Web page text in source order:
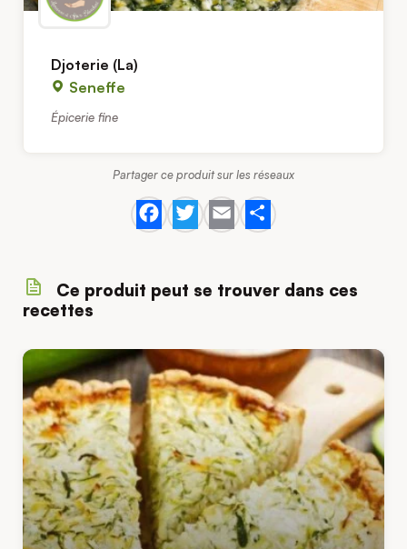
Djoterie (La)
Seneffe
Épicerie fine
Partager ce produit sur les réseaux
Facebook
Twitter
EmailShare
Ce produit peut se trouver dans ces
recettes